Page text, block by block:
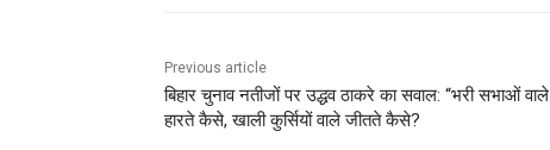
Previous article
बिहार चुनाव नतीजों पर उद्धव ठाकरे का सवाल: “भरी सभाओं वाले
हारते कैसे, खाली कुर्सियों वाले जीतते कैसे?